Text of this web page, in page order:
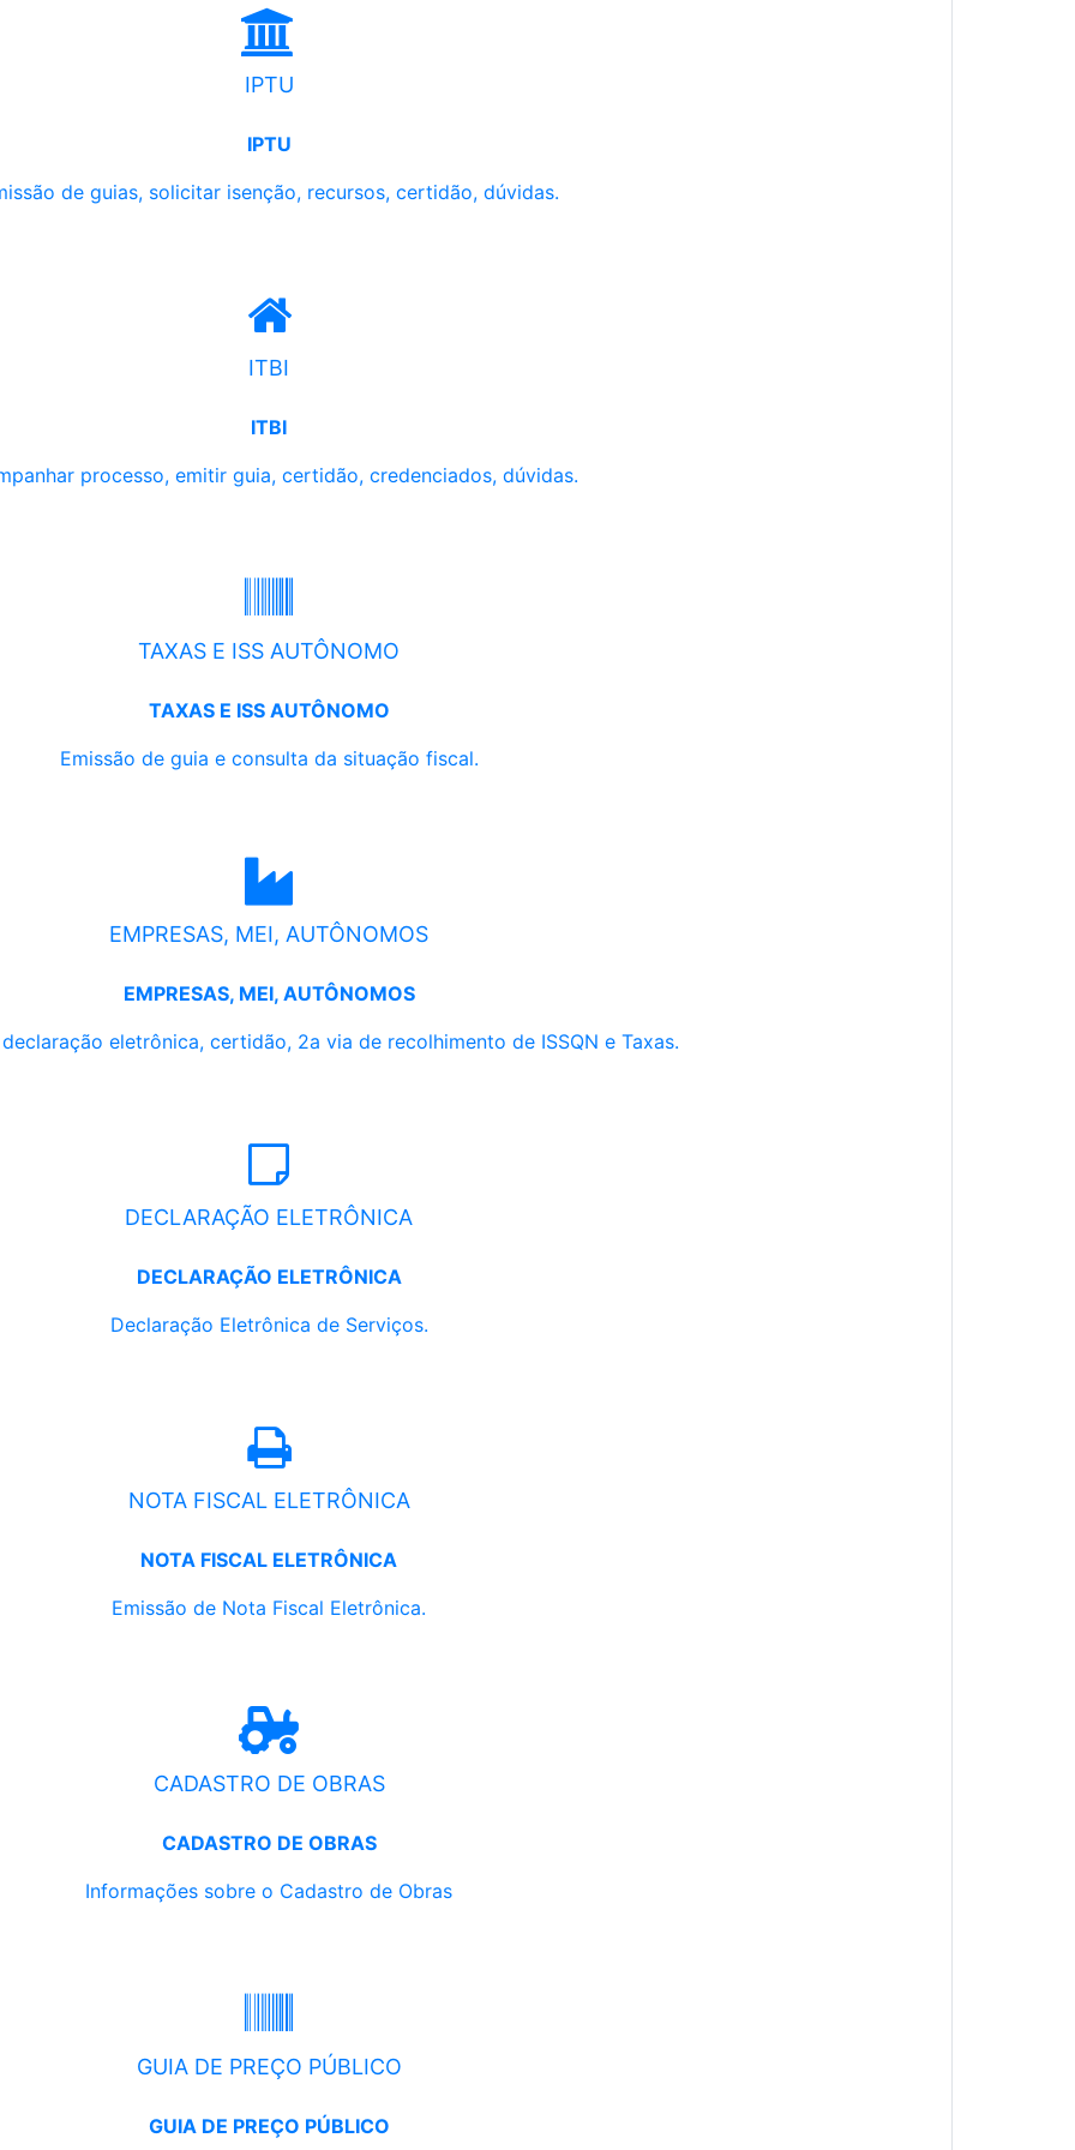
IPTU
IPTU
de guias, solicitar isenção, recursos, certidão, dúvidas.
ITBI
ITBI
processo, emitir guia, certidão, credenciados, dúvidas.
TAXAS E ISS AUTÔNOMO
TAXAS E ISS AUTÔNOMO
Emissão de guia e consulta da situação fiscal.
EMPRESAS, MEI, AUTÔNOMOS
EMPRESAS, MEI, AUTÔNOMOS
eletrônica, certidão, 2a via de recolhimento de ISSQN e Taxas.
DECLARAÇÃO ELETRÔNICA
DECLARAÇÃO ELETRÔNICA
Declaração Eletrônica de Serviços.
NOTA FISCAL ELETRÔNICA
NOTA FISCAL ELETRÔNICA
Emissão de Nota Fiscal Eletrônica.
CADASTRO DE OBRAS
CADASTRO DE OBRAS
Informações sobre o Cadastro de Obras
GUIA DE PREÇO PÚBLICO
GUIA DE PREÇO PÚBLICO